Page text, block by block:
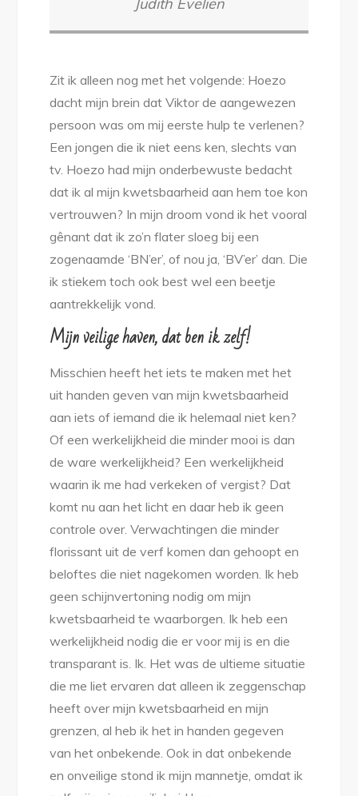
Zit ik alleen nog met het volgende: Hoezo
dacht mijn brein dat Viktor de aangewezen
persoon was om mij eerste hulp te verlenen?
Een jongen die ik niet eens ken, slechts van
tv. Hoezo had mijn onderbewuste bedacht
dat ik al mijn kwetsbaarheid aan hem toe kon
vertrouwen? In mijn droom vond ik het vooral
gênant dat ik zo’n flater sloeg bij een
zogenaamde ‘BN’er’, of nou ja, ‘BV’er’ dan. Die
ik stiekem toch ook best wel een beetje
aantrekkelijk vond.
Mijn veilige haven, dat ben ik zelf!
Misschien heeft het iets te maken met het
uit handen geven van mijn kwetsbaarheid
aan iets of iemand die ik helemaal niet ken?
Of een werkelijkheid die minder mooi is dan
de ware werkelijkheid? Een werkelijkheid
waarin ik me had verkeken of vergist? Dat
komt nu aan het licht en daar heb ik geen
controle over. Verwachtingen die minder
florissant uit de verf komen dan gehoopt en
beloftes die niet nagekomen worden. Ik heb
geen schijnvertoning nodig om mijn
kwetsbaarheid te waarborgen. Ik heb een
werkelijkheid nodig die er voor mij is en die
transparant is. Ik. Het was de ultieme situatie
die me liet ervaren dat alleen ik zeggenschap
heeft over mijn kwetsbaarheid en mijn
grenzen, al heb ik het in handen gegeven
van het onbekende. Ook in dat onbekende
en onveilige stond ik mijn mannetje, omdat ik